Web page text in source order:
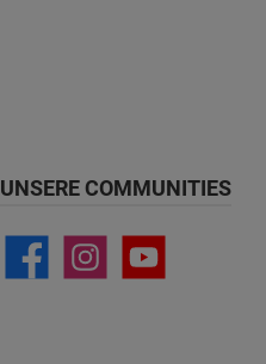
UNSERE COMMUNITIES